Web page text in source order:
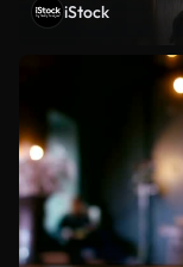
iStock